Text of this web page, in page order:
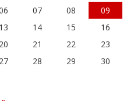
07 08
09
13 14 15
16
20 21 22
23
27 28 29
30